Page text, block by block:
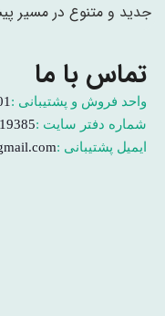
جدید و متنوع در مسیر
تماس با ما
واحد فروش و پشتیبانی :
شماره دفتر سایت :
ایمیل پشتیبانی :